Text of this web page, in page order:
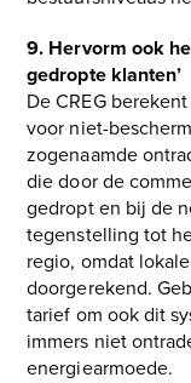
9. Hervorm ook
gedropte klanten’
De CREG
voor niet-
zogenaamde
die door de
gedropt en bij de
tegenstelling tot
regio, omdat
doorgerekend.
tarief om ook dit
immers niet
energiearmoede.